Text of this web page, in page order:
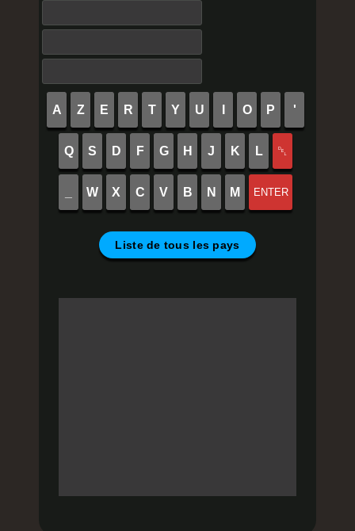
A Z E R T Y U O P '
Q S D F G H J K L ␡
W X C V B N M ENTER
Liste de tous les pays